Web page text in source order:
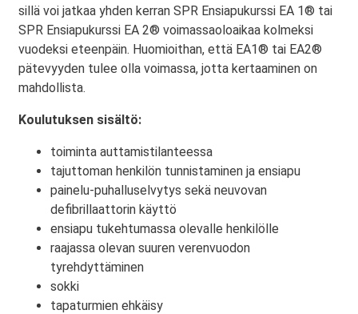
sillä voi jatkaa yhden kerran SPR Ensiapukurssi EA 1® tai
SPR Ensiapukurssi EA 2® voimassaoloaikaa kolmeksi
vuodeksi eteenpäin. Huomioithan, että EA1® tai EA2®
pätevyyden tulee olla voimassa, jotta kertaaminen on
mahdollista.
Koulutuksen sisältö:
toiminta auttamistilanteessa
tajuttoman henkilön tunnistaminen ja ensiapu
painelu-puhalluselvytys sekä neuvovan
defibrillaattorin käyttö
ensiapu tukehtumassa olevalle henkilölle
raajassa olevan suuren verenvuodon
tyrehdyttäminen
sokki
tapaturmien ehkäisy